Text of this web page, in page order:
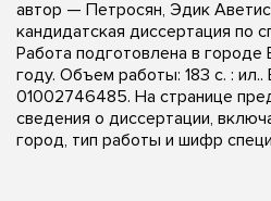
автор — Петросян, Эдик
кандидатская диссертация по
Работа подготовлена в городе
году. Объем работы: 183 с. : ил..
01002746485. На странице
сведения о диссертации,
город, тип работы и шифр